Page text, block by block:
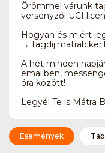
Örömmel várunk
versenyzői UCI
Hogyan és miért
→
A hét minden
emailben,
óra között!
Legyél Te is Mátra
Események